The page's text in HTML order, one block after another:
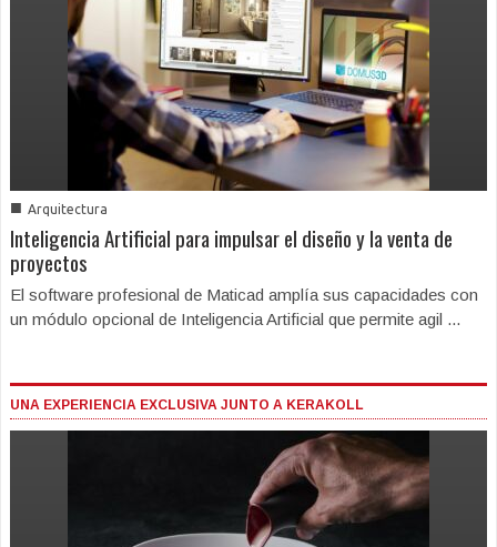
■ Arquitectura
Inteligencia Artificial para impulsar el diseño y la venta de
proyectos
El software profesional de Maticad amplía sus capacidades con
un módulo opcional de Inteligencia Artificial que permite agil ...
UNA EXPERIENCIA EXCLUSIVA JUNTO A KERAKOLL